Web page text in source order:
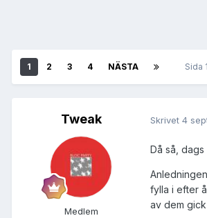
1 2 3 4 NÄSTA Sida
Tweak
Medlem
Skrivet 4
Då så,
fylla i efter
av dem